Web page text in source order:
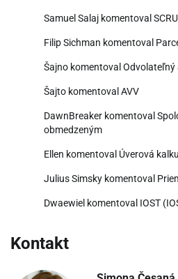
Samuel Salaj komentoval
Filip Sichman komentoval
Šajno komentoval Odvolateľný
Šajto komentoval AVV
DawnBreaker komentoval
obmedzeným
Ellen komentoval Úverová
Julius Simsky komentoval
Dwaewiel komentoval IOST
Kontakt